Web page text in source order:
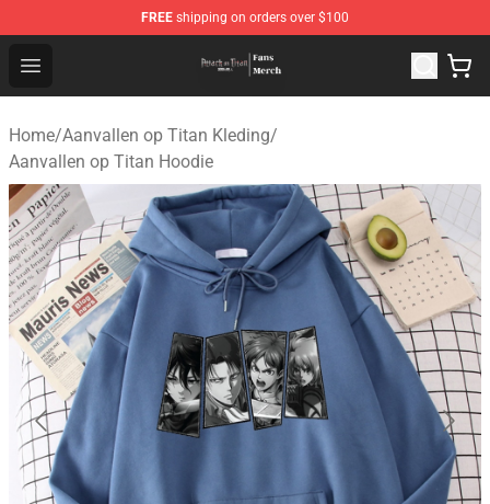
FREE shipping on orders over $100
Open menu
Attack On Titan Store - Official Attack On Titan
Home/Aanvallen op Titan Kleding/
Aanvallen op Titan Hoodie